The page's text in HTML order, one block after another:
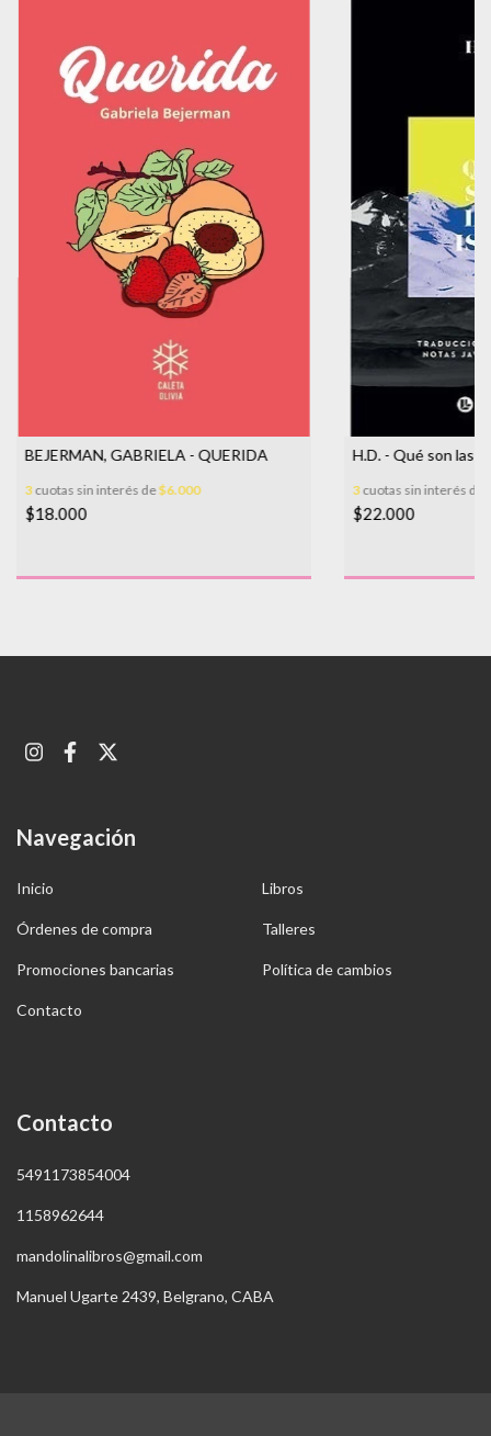
BEJERMAN, GABRIELA - QUERIDA
3cuotas sin interés de$6.000
$18.000
H.D. - Qué son las
3cuotas sin interés de
$22.000
Navegación
Inicio Libros
Órdenes de compra Talleres
Promociones bancarias Política de cambios
Contacto
Contacto
5491173854004
1158962644
mandolinalibros@gmail.com
Manuel Ugarte 2439, Belgrano, CABA